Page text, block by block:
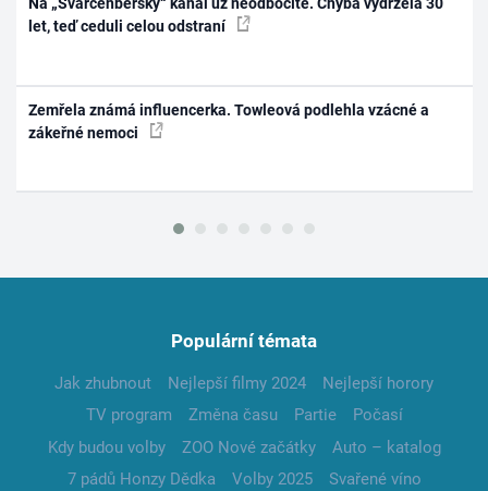
Na „Švarcenberský“ kanál už neodbočíte. Chyba vydržela 30
let, teď ceduli celou odstraní
Zemřela známá influencerka. Towleová podlehla vzácné a
zákeřné nemoci
Populární témata
Jak zhubnout Nejlepší filmy 2024
Nejlepší horory
TV program
Změna času Partie
Počasí
Kdy budou volby
ZOO Nové začátky
Auto – katalog
7 pádů Honzy Dědka
Volby 2025
Svařené víno